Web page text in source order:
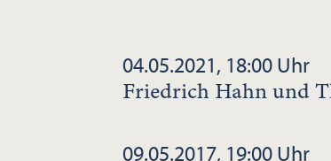
04.05.2021, 18:00 Uhr
Friedrich Hahn und
09.05.2017, 19:00 Uhr